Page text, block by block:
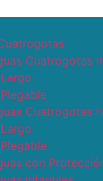
Cuatrogotas
Largo
Plegable
Cuatrogotas
Largo
Plegable
con